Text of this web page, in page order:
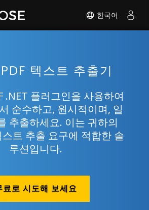
한국어
텍스트 추출기
.NET 플러그인을 사용하여
순수하고, 원시적이며, 일
추출하세요. 이는 귀하의
스트 추출 요구에 적합한 솔
루션입니다.
료로 시도해 보세요